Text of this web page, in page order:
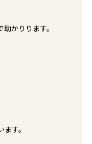
かりります。
す。